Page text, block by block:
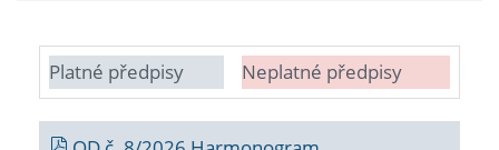
Platné předpisy Neplatné předpisy